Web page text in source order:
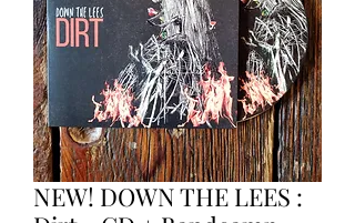
NEW! DOWN THE LEES :